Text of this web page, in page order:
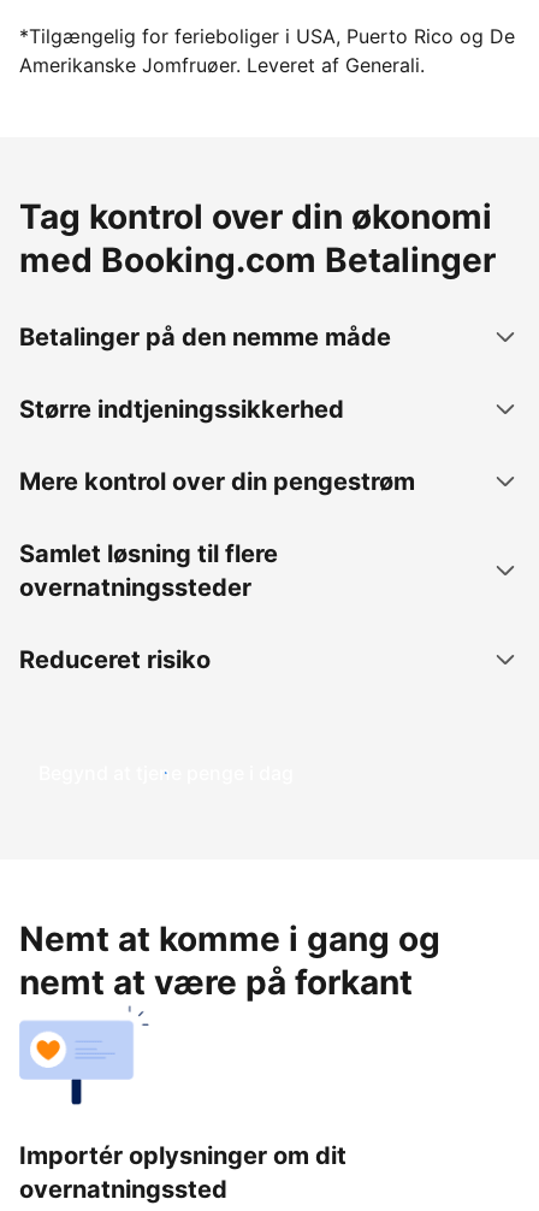
*Tilgængelig for ferieboliger i USA, Puerto Rico og De
Amerikanske Jomfruøer. Leveret af Generali.
Tag kontrol over din økonomi
med Booking.com Betalinger
Betalinger på den nemme måde
Større indtjeningssikkerhed
Mere kontrol over din pengestrøm
Samlet løsning til flere
overnatningssteder
Reduceret risiko
Begynd at tjene penge i dag
Nemt at komme i gang og
nemt at være på forkant
Importér oplysninger om dit
overnatningssted